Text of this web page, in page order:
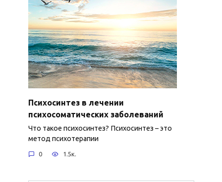
Психосинтез в лечении
психосоматических заболеваний
Что такое психосинтез? Психосинтез – это
метод психотерапии
0 1.5к.